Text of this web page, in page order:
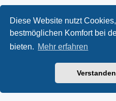
Diese Website nutzt
bestmöglichen Komfort bei
bieten. Mehr erfahren